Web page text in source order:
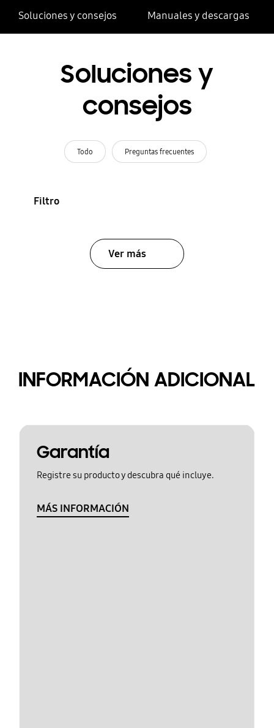
Soluciones y consejos Manuales y descargas
Soluciones y
consejos
Todo Preguntas frecuentes
Filtro
Ver más
INFORMACIÓN ADICIONAL
Garantía
Registre su producto y descubra qué incluye.
MÁS INFORMACIÓN